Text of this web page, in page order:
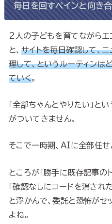
毎日を回すペインと向き
2人の子どもを育てながらエ
と、 サイトを毎日確認して、
理して、というルーティン
ていく。
「全部ちゃんとやりたい」と
がついてきません。
そこで一時期、AIに全部任せ
ところが「勝手に既存記事の
「確認なしにコードを消され
と浮かんで、委託と恐怖がセ
よね。